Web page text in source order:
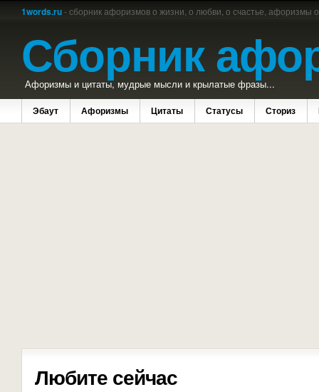
1words.ru- сборник афоризмов о жизни, о любви, о счастье,
Сборник
Афоризмы и цитаты, мудрые мысли и крылатые фразы...
Эбаут Афоризмы Цитаты Статусы Сториз
Любите сейчас